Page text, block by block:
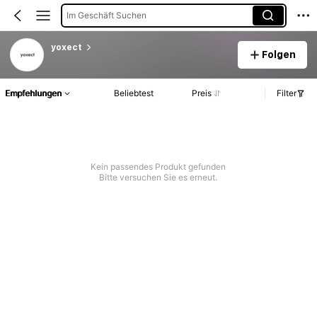
Im Geschäft Suchen
yoxect
Folgen
Empfehlungen Beliebtest Preis Filter
Kein passendes Produkt gefunden
Bitte versuchen Sie es erneut.